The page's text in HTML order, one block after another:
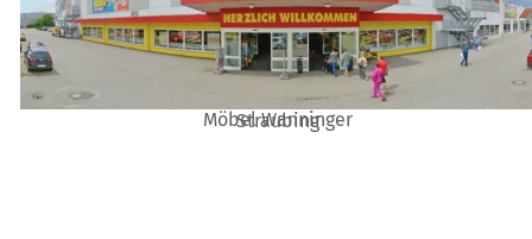
Straubing
Möbel Wanninger